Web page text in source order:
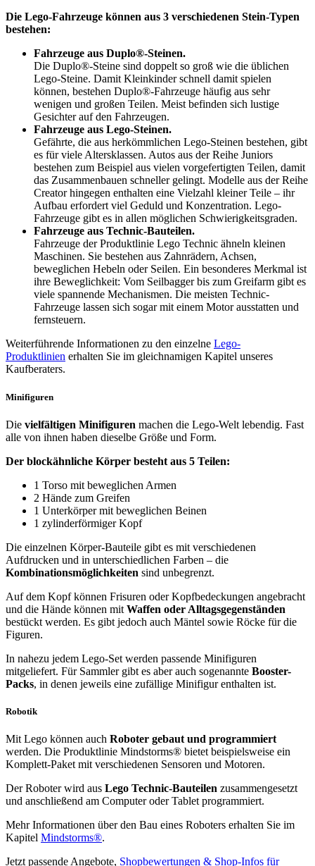
Die Lego-Fahrzeuge können aus 3 verschiedenen Stein-Typen
bestehen:
Fahrzeuge aus Duplo®-Steinen.
Die Duplo®-Steine sind doppelt so groß wie die üblichen
Lego-Steine. Damit Kleinkinder schnell damit spielen
können, bestehen Duplo®-Fahrzeuge häufig aus sehr
wenigen und großen Teilen. Meist befinden sich lustige
Gesichter auf den Fahrzeugen.
Fahrzeuge aus Lego-Steinen.
Gefährte, die aus herkömmlichen Lego-Steinen bestehen, gibt
es für viele Altersklassen. Autos aus der Reihe Juniors
bestehen zum Beispiel aus vielen vorgefertigten Teilen, damit
das Zusammenbauen schneller gelingt. Modelle aus der Reihe
Creator hingegen enthalten eine Vielzahl kleiner Teile – ihr
Aufbau erfordert viel Geduld und Konzentration. Lego-
Fahrzeuge gibt es in allen möglichen Schwierigkeitsgraden.
Fahrzeuge aus Technic-Bauteilen.
Fahrzeuge der Produktlinie Lego Technic ähneln kleinen
Maschinen. Sie bestehen aus Zahnrädern, Achsen,
beweglichen Hebeln oder Seilen. Ein besonderes Merkmal ist
ihre Beweglichkeit: Vom Seilbagger bis zum Greifarm gibt es
viele spannende Mechanismen. Die meisten Technic-
Fahrzeuge lassen sich sogar mit einem Motor ausstatten und
fernsteuern.
Weiterführende Informationen zu den einzelne Lego-
Produktlinien erhalten Sie im gleichnamigen Kapitel unseres
Kaufberaters.
Minifiguren
Die vielfältigen Minifiguren machen die Lego-Welt lebendig. Fast
alle von ihnen haben dieselbe Größe und Form.
Der blockähnliche Körper besteht aus 5 Teilen:
1 Torso mit beweglichen Armen
2 Hände zum Greifen
1 Unterkörper mit beweglichen Beinen
1 zylinderförmiger Kopf
Die einzelnen Körper-Bauteile gibt es mit verschiedenen
Aufdrucken und in unterschiedlichen Farben – die
Kombinationsmöglichkeiten sind unbegrenzt.
Auf dem Kopf können Frisuren oder Kopfbedeckungen angebracht
und die Hände können mit Waffen oder Alltagsgegenständen
bestückt werden. Es gibt jedoch auch Mäntel sowie Röcke für die
Figuren.
In nahezu jedem Lego-Set werden passende Minifiguren
mitgeliefert. Für Sammler gibt es aber auch sogenannte Booster-
Packs, in denen jeweils eine zufällige Minifigur enthalten ist.
Robotik
Mit Lego können auch Roboter gebaut und programmiert
werden. Die Produktlinie Mindstorms® bietet beispielsweise ein
Komplett-Paket mit verschiedenen Sensoren und Motoren.
Der Roboter wird aus Lego Technic-Bauteilen zusammengesetzt
und anschließend am Computer oder Tablet programmiert.
Mehr Informationen über den Bau eines Roboters erhalten Sie im
Kapitel Mindstorms®.
Jetzt passende Angebote, Shopbewertungen & Shop-Infos für